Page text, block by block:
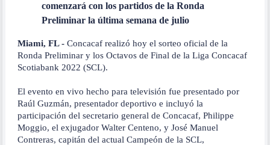
comenzará con los partidos de la Ronda
Preliminar la última semana de julio
Miami, FL -Concacaf realizó hoy el sorteo oficial de la
Ronda Preliminar y los Octavos de Final de la Liga Concacaf
Scotiabank 2022 (SCL).
El evento en vivo hecho para televisión fue presentado por
Raúl Guzmán, presentador deportivo e incluyó la
participación del secretario general de Concacaf, Philippe
Moggio, el exjugador Walter Centeno, y José Manuel
Contreras, capitán del actual Campeón de la SCL,